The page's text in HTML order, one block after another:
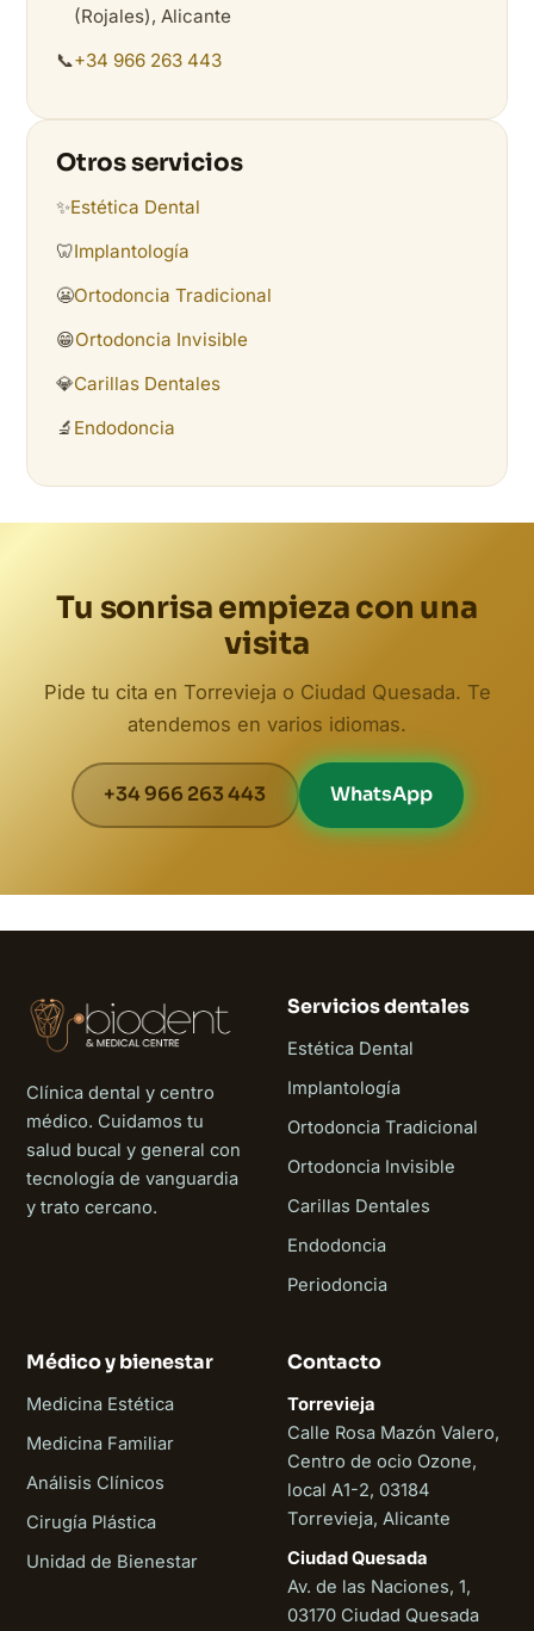
(Rojales), Alicante
📞+34 966 263 443
Otros servicios
✨Estética Dental
🦷Implantología
😬Ortodoncia Tradicional
😁Ortodoncia Invisible
💎Carillas Dentales
🔬 Endodoncia
Tu sonrisa empieza con una
visita
Pide tu cita en Torrevieja o Ciudad Quesada. Te
atendemos en varios idiomas.
+34 966 263 443 WhatsApp
Clínica dental y centro
médico. Cuidamos tu
salud bucal y general con
tecnología de vanguardia
y trato cercano.
Servicios dentales
Estética Dental
Implantología
Ortodoncia Tradicional
Ortodoncia Invisible
Carillas Dentales
Endodoncia
Periodoncia
Médico y bienestar
Medicina Estética
Medicina Familiar
Análisis Clínicos
Cirugía Plástica
Unidad de Bienestar
Contacto
Torrevieja
Calle Rosa Mazón Valero,
Centro de ocio Ozone,
local A1-2, 03184
Torrevieja, Alicante
Ciudad Quesada
Av. de las Naciones, 1,
03170 Ciudad Quesada